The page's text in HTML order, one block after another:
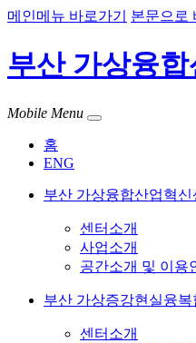
메인메뉴 바로가기 본문으로
부산 가상융
Mobile Menu
홈
ENG
부산 가상융합산업혁신
센터소개
사업소개
공간소개 및 이용
부산 가상증강현실융복
센터소개